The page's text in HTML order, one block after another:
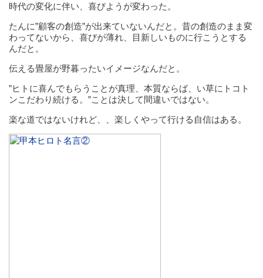
時代の変化に伴い、喜びようが変わった。
たんに”顧客の創造”が出来ていないんだと。昔の創造のまま変
わってないから、喜びが薄れ、目新しいものに行こうとする
んだと。
伝える畳屋が野暮ったいイメージなんだと。
”ヒトに喜んでもらうことが真理、本質ならば、い草にトコト
ンこだわり続ける。”ことは決して間違いではない。
楽な道ではないけれど、、楽しくやって行ける自信はある。